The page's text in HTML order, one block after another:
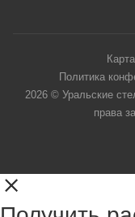
Политика
2026 © Уральские
права